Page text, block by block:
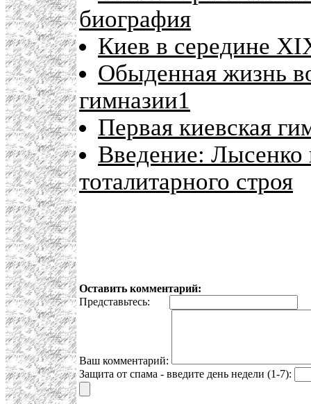
биография
Киев в середине
Обыденная жизнь
гимназии1
Первая киевская
Введение:
тоталитарного строя
Оставить комментарий:
Представьтесь:
Ваш комментарий:
Защита от спама - введите день недели (1-7):